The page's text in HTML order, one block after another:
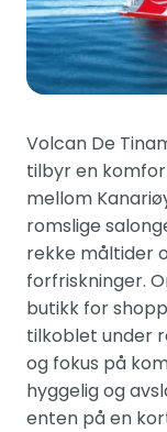
Volcan De
tilbyr en
mellom
romslige
rekke måltider
forfriskninger.
butikk for
tilkoblet under
og fokus på
hyggelig og
enten på en